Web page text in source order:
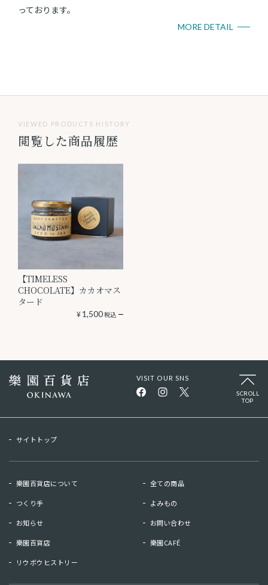
っております。
MORE DETAIL
VIEWED PRODUCTS HISTORY
閲覧した商品履歴
【TIMELESS
CHOCOLATE】カカオマス
タード
¥1,500税込
VISIT OUR SNS
SCROLL
TOP
サイトトップ
樂園百貨店について 全ての商品
つくり手 よみもの
お知らせ お問い合わせ
樂園百貨店 樂園CAFÉ
リウボウヒストリー